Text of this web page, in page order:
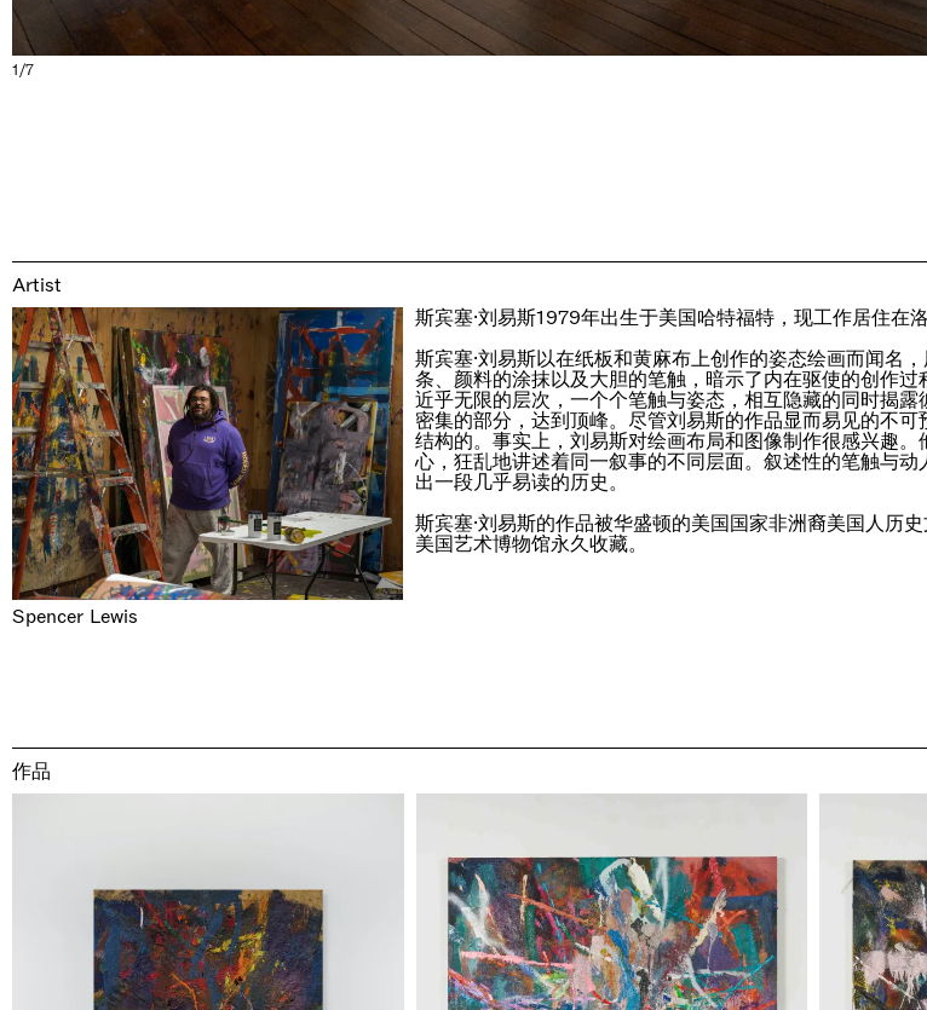
1/7
Artist
Spencer Lewis
斯宾塞·刘易斯1979年出生于美国哈特福特，现工作居住在洛
斯宾塞·刘易斯以在纸板和黄麻布上创作的姿态绘画而闻名
条、颜料的涂抹以及大胆的笔触，暗示了内在驱使的创作过
近乎无限的层次，一个个笔触与姿态，相互隐藏的同时揭
密集的部分，达到顶峰。尽管刘易斯的作品显而易见的不
结构的。事实上，刘易斯对绘画布局和图像制作很感兴趣
心，狂乱地讲述着同一叙事的不同层面。叙述性的笔触与
出一段几乎易读的历史。
斯宾塞·刘易斯的作品被华盛顿的美国国家非洲裔美国人历
美国艺术博物馆永久收藏。
作品